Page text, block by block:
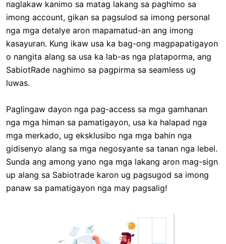
naglakaw kanimo sa matag lakang sa paghimo sa
imong account, gikan sa pagsulod sa imong personal
nga mga detalye aron mapamatud-an ang imong
kasayuran. Kung ikaw usa ka bag-ong magpapatigayon
o nangita alang sa usa ka lab-as nga plataporma, ang
SabiotRade naghimo sa pagpirma sa seamless ug
luwas.
Paglingaw dayon nga pag-access sa mga gamhanan
nga mga himan sa pamatigayon, usa ka halapad nga
mga merkado, ug eksklusibo nga mga bahin nga
gidisenyo alang sa mga negosyante sa tanan nga lebel.
Sunda ang among yano nga mga lakang aron mag-sign
up alang sa Sabiotrade karon ug pagsugod sa imong
panaw sa pamatigayon nga may pagsalig!